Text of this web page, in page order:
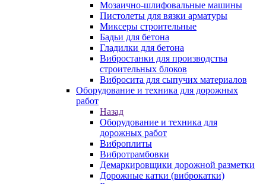
Мозаично-шлифовальные машины
Пистолеты для вязки арматуры
Миксеры строительные
Бадьи для бетона
Гладилки для бетона
Вибростанки для производства
строительных блоков
Вибросита для сыпучих материалов
Оборудование и техника для дорожных
работ
Назад
Оборудование и техника для
дорожных работ
Виброплиты
Вибротрамбовки
Демаркировщики дорожной разметки
Дорожные катки (виброкатки)